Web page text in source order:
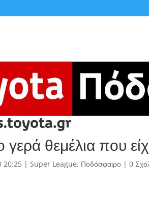
θεμέλια που
20:25| Super League, Ποδόσφαιρο| 0